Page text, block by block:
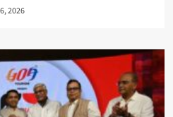
2026